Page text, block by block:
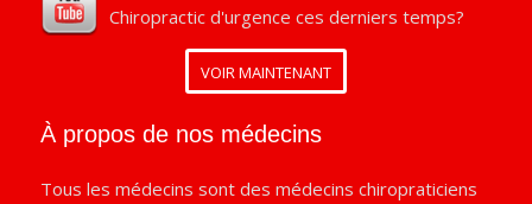
Chiropractic d'urgence ces derniers temps?
VOIR MAINTENANT
À propos de nos médecins
Tous les médecins sont des médecins chiropraticiens